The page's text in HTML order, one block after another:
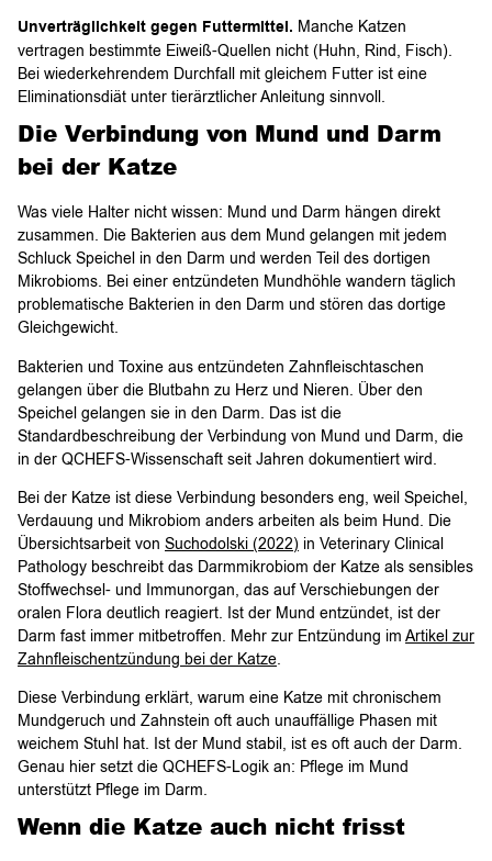
Unverträglichkeit gegen Futtermittel. Manche Katzen
vertragen bestimmte Eiweiß-Quellen nicht (Huhn, Rind, Fisch).
Bei wiederkehrendem Durchfall mit gleichem Futter ist eine
Eliminationsdiät unter tierärztlicher Anleitung sinnvoll.
Die Verbindung von Mund und Darm
bei der Katze
Was viele Halter nicht wissen: Mund und Darm hängen direkt
zusammen. Die Bakterien aus dem Mund gelangen mit jedem
Schluck Speichel in den Darm und werden Teil des dortigen
Mikrobioms. Bei einer entzündeten Mundhöhle wandern täglich
problematische Bakterien in den Darm und stören das dortige
Gleichgewicht.
Bakterien und Toxine aus entzündeten Zahnfleischtaschen
gelangen über die Blutbahn zu Herz und Nieren. Über den
Speichel gelangen sie in den Darm. Das ist die
Standardbeschreibung der Verbindung von Mund und Darm, die
in der QCHEFS-Wissenschaft seit Jahren dokumentiert wird.
Bei der Katze ist diese Verbindung besonders eng, weil Speichel,
Verdauung und Mikrobiom anders arbeiten als beim Hund. Die
Übersichtsarbeit von Suchodolski (2022) in Veterinary Clinical
Pathology beschreibt das Darmmikrobiom der Katze als sensibles
Stoffwechsel- und Immunorgan, das auf Verschiebungen der
oralen Flora deutlich reagiert. Ist der Mund entzündet, ist der
Darm fast immer mitbetroffen. Mehr zur Entzündung im Artikel zur
Zahnfleischentzündung bei der Katze.
Diese Verbindung erklärt, warum eine Katze mit chronischem
Mundgeruch und Zahnstein oft auch unauffällige Phasen mit
weichem Stuhl hat. Ist der Mund stabil, ist es oft auch der Darm.
Genau hier setzt die QCHEFS-Logik an: Pflege im Mund
unterstützt Pflege im Darm.
Wenn die Katze auch nicht frisst